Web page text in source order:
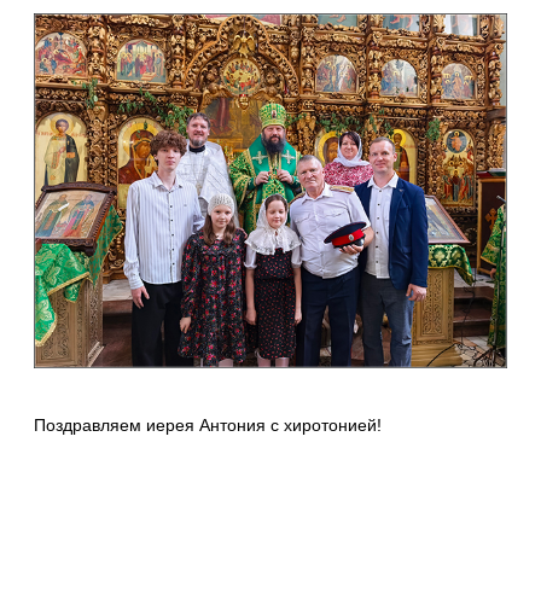
Поздравляем иерея Антония с хиротонией!